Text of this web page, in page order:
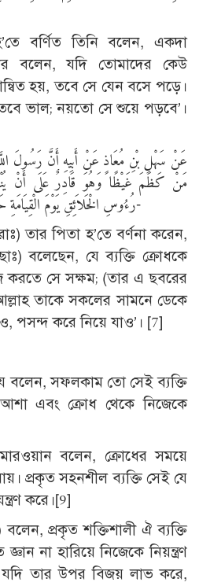
বর্ণিত তিনি বলেন, একদা
বলেন, যদি তোমাদের কেউ
হয়, তবে সে যেন বসে পড়ে।
ভাল; নয়তো সে শুয়ে পড়বে’।
مَنْ كَظَمَ غَيْظًا وَهُوَ قَادِرٌ عَلَى أَنْ
رُءُوسِ الْخَلاَئِقِ يَوْمَ الْقِيَامَةِ حَتَّى يُخَيِّرَهُ اللَّهُ مِنَ الْحُورِ مَا شَاءَ-
তার পিতা হ’তে বর্ণনা করেন,
বলেছেন, যে ব্যক্তি ক্রোধকে
করতে সে সক্ষম; (তার এ ছবরের
তাকে সকলের সামনে ডেকে
পসন্দ করে নিয়ে যাও’। [7]
সফলকাম তো সেই ব্যক্তি
আশা এবং ক্রোধ থেকে নিজেকে
বলেন, ক্রোধের সময়ে
প্রকৃত সহনশীল ব্যক্তি সেই যে
করে।[9]
প্রকৃত শক্তিশালী ঐ ব্যক্তি
না হারিয়ে নিজেকে নিয়ন্ত্রণ
তার উপর বিজয় লাভ করে,